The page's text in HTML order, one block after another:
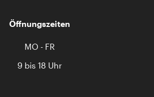
Öffnungszeiten
MO - FR
9 bis 18 Uhr